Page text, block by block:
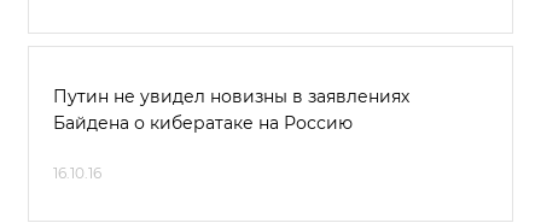
Путин не увидел новизны в заявлениях
Байдена о кибератаке на Россию
16.10.16